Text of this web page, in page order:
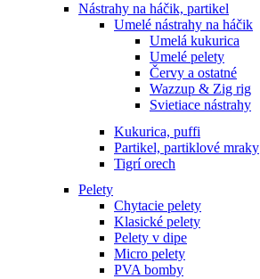
Nástrahy na háčik, partikel
Umelé nástrahy na háčik
Umelá kukurica
Umelé pelety
Červy a ostatné
Wazzup & Zig rig
Svietiace nástrahy
Kukurica, puffi
Partikel, partiklové mraky
Tigrí orech
Pelety
Chytacie pelety
Klasické pelety
Pelety v dipe
Micro pelety
PVA bomby